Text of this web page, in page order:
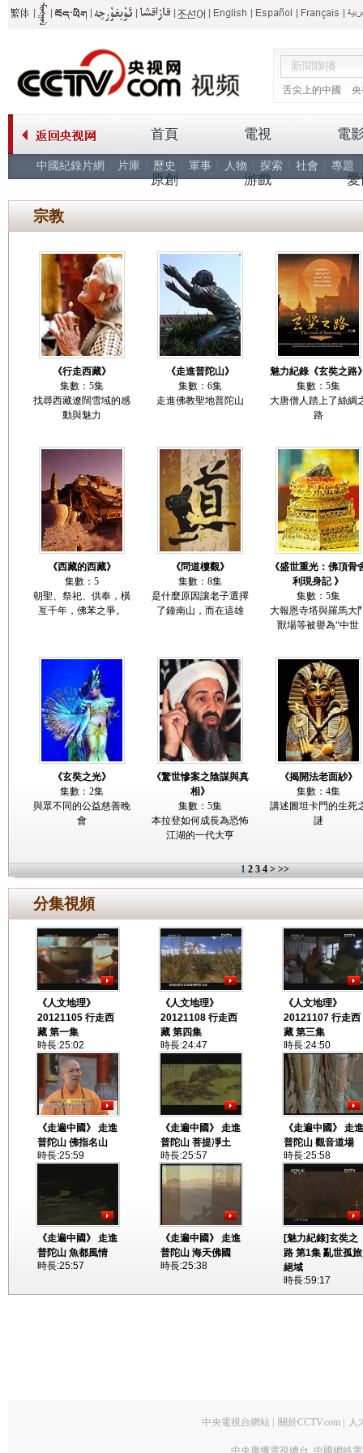
舌尖上的中國
首頁 電視 電
中國紀錄片網 片庫 歷史 軍事 人物 探索 社會 專題
原創 游戲 愛
宗教
《行走西藏》
集數：5集
找尋西藏遼闊雪域的感
動與魅力
《走進普陀山》
集數：6集
走進佛教聖地普陀山
魅力紀錄《玄奘之路
集數：5集
大唐僧人踏上了絲綢
路
《西藏的西藏》
集數：5
朝聖、祭祀、供奉，橫
亙千年，佛苯之爭。
《問道樓觀》
集數：8集
是什麼原因讓老子選擇
了鐘南山，而在這雄
《盛世重光：佛頂骨
利現身記 》
集數：5集
大報恩寺塔與羅馬大
獸場等被譽為“中世
《玄奘之光》
集數：2集
與眾不同的公益慈善晚
會
《驚世慘案之陰謀與真
相》
集數：5集
本拉登如何成長為恐怖
江湖的一代大亨
《揭開法老面紗》
集數：4集
講述圖坦卡門的生死
謎
1 2 3 4 > >>
分集視頻
《人文地理》
20121105 行走西
藏 第一集
時長:25:02
《人文地理》
20121108 行走西
藏 第四集
時長:24:47
《人文地理》
20121107 行走西
藏 第三集
時長:24:50
《走遍中國》 走進
普陀山 佛指名山
時長:25:59
《走遍中國》 走進
普陀山 菩提凈土
時長:25:57
《走遍中國》 走進
普陀山 觀音道場
時長:25:58
《走遍中國》 走進
普陀山 魚都風情
時長:25:57
《走遍中國》 走進
普陀山 海天佛國
時長:25:38
[魅力紀錄]玄奘之
路 第1集 亂世孤旅
絕域
時長:59:17
中央電視台網站 關於CCTV.com 人
中央廣播電視總台 中國網絡